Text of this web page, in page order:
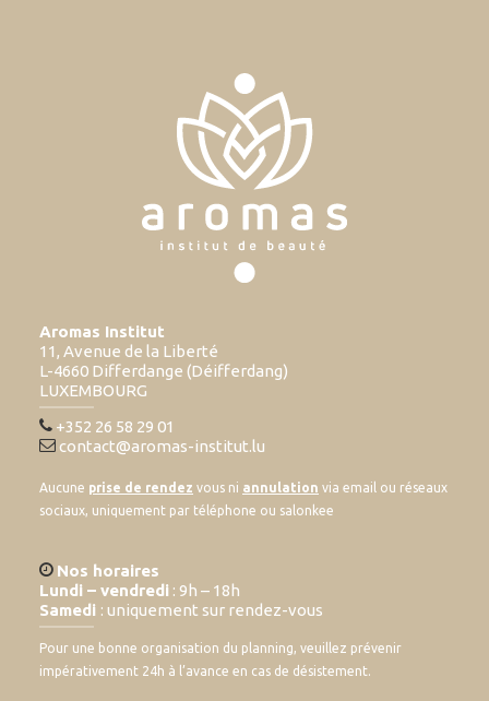
Aromas Institut
11, Avenue de la Liberté
L-4660 Differdange (Déifferdang)
LUXEMBOURG
+352 26 58 29 01
contact@aromas-institut.lu
Aucune prise de rendez vous ni annulation via email ou réseaux
sociaux, uniquement par téléphone ou salonkee
Nos horaires
Lundi – vendredi : 9h – 18h
Samedi : uniquement sur rendez-vous
Pour une bonne organisation du planning, veuillez prévenir
impérativement 24h à l’avance en cas de désistement.